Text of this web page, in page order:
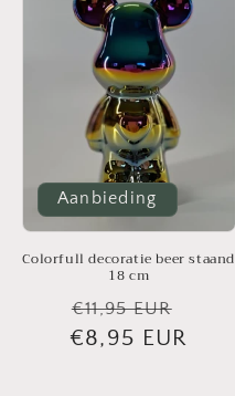
Aanbieding
Colorfull decoratie beer staand
18 cm
Normale
prijs
€11,95 EUR
€8,95 EUR